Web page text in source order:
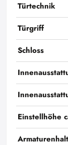
Türtechnik
Türgriff
Schloss
Einstellhöhe